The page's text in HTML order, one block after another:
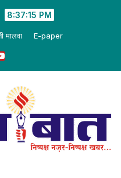
8:37:15 PM
मालवा E-paper